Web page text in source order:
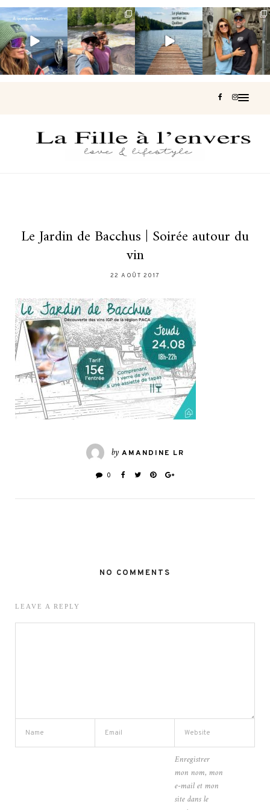
Voir une baleine
en photo, c’est
impressionnant
🐋...
Les Laurentides,
le Québec
version nature.
...
Et si je te disais
qu’il existe un
sentier où tu...
128 37
Montréal, une
très belle
surprise 🇨🇦
453
Le Jardin de Bacchus | Soirée autour du
vin
22 AOÛT 2017
by AMANDINE LR
0
NO COMMENTS
LEAVE A REPLY
Enregistrer
mon nom, mon
e-mail et mon
site dans le